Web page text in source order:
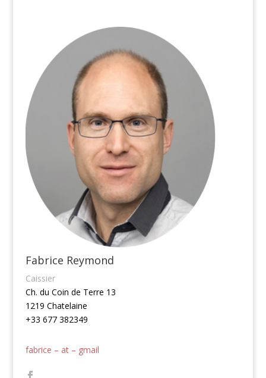
Fabrice Reymond
Caissier
Ch. du Coin de Terre 13
1219 Chatelaine
+33 677 382349
fabrice – at – gmail